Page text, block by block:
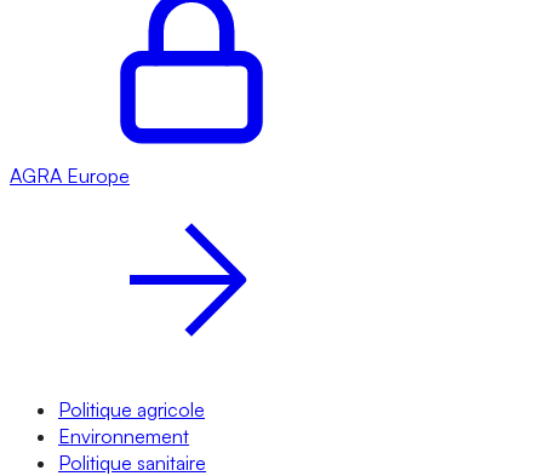
AGRA Europe
Politique agricole
Environnement
Politique sanitaire